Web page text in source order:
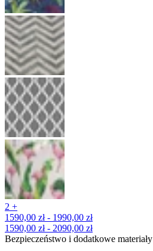
2 +
1590,00 zł - 1990,00 zł
1590,00 zł - 2090,00 zł
Bezpieczeństwo i dodatkowe materiały